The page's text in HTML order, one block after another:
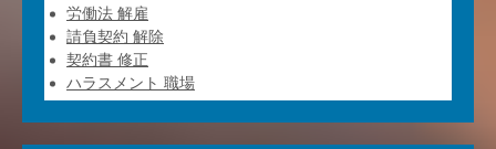
労働法 解雇
請負契約 解除
契約書 修正
ハラスメント 職場